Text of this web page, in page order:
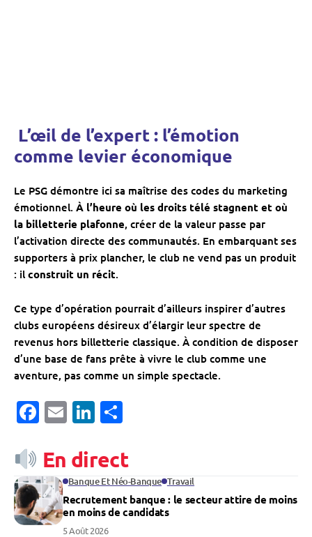
️ L’œil de l’expert : l’émotion
comme levier économique
Le PSG démontre ici sa maîtrise des codes du marketing
émotionnel. À l’heure où les droits télé stagnent et où
la billetterie plafonne, créer de la valeur passe par
l’activation directe des communautés. En embarquant ses
supporters à prix plancher, le club ne vend pas un produit
: il construit un récit.
Ce type d’opération pourrait d’ailleurs inspirer d’autres
clubs européens désireux d’élargir leur spectre de
revenus hors billetterie classique. À condition de disposer
d’une base de fans prête à vivre le club comme une
aventure, pas comme un simple spectacle.
Facebook
EmailLinkedIn
En direct
Banque Et Néo-Banque Travail
Recrutement banque : le secteur attire de moins
en moins de candidats
5 Août 2026